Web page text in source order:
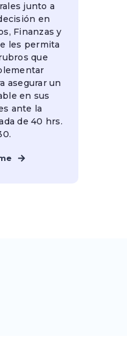
junto a
en
Finanzas y
les permita
que
asegurar un
en sus
ante la
de 40 hrs.